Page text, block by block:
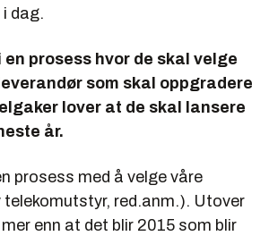
i dag.
en prosess hvor de skal velge
som skal oppgradere
lover at de skal lansere
år.
prosess med å velge våre
telekomutstyr, red.anm.). Utover
enn at det blir 2015 som blir